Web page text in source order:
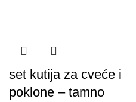
set kutija za cveće i
poklone – tamno